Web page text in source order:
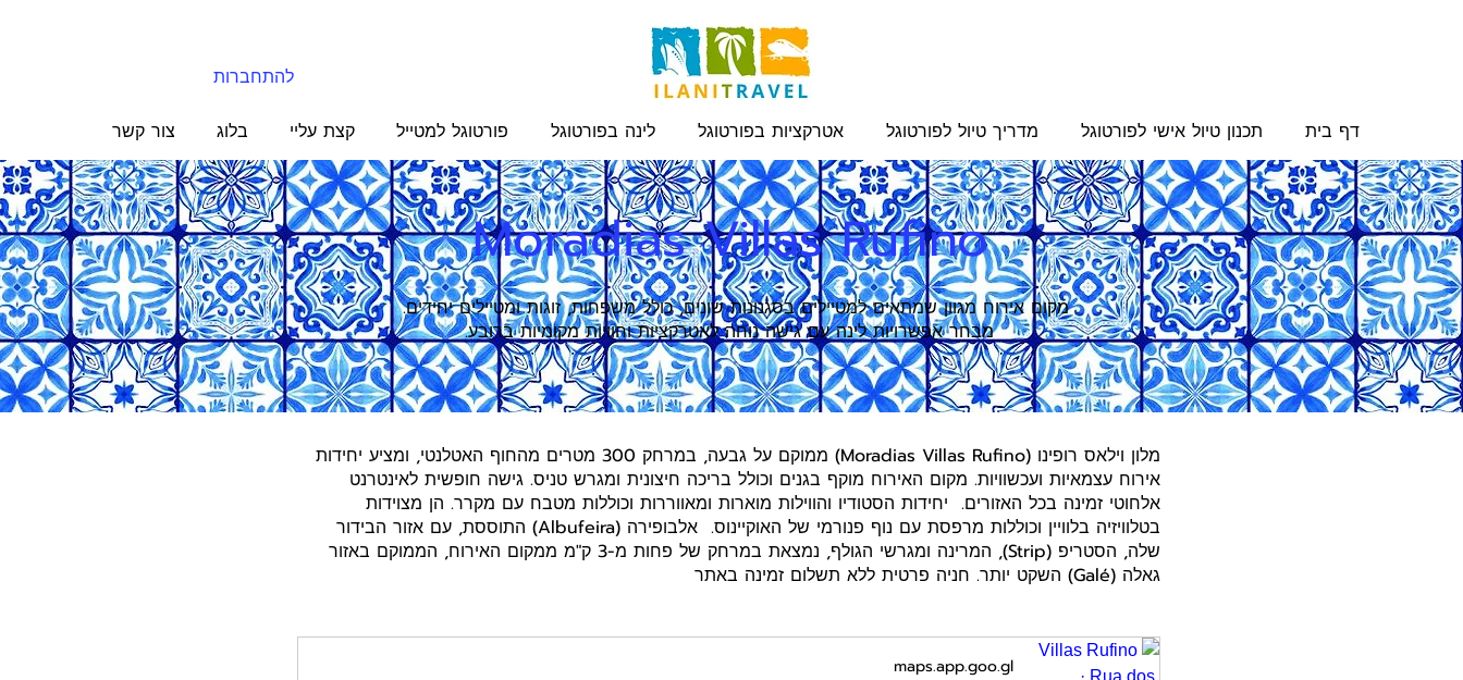
להתחברות
דף בית תכנון טיול אישי לפורטוגל מדריך טיול לפורטוגל אטרקציות בפורטוגל לינה בפורטוגל פורטוגל למטייל קצת עליי בלוג צור קשר
Moradias Villas Rufino
מקום אירוח מגוון שמתאים למטיילים בסגנונות שונים, כולל משפחות, זוגות ומטיילים יחידים.
מבחר אפשרויות לינה עם גישה נוחה לאטרקציות וחוויות מקומיות ברובע.
מלון וילאס רופינו (Moradias Villas Rufino) ממוקם על גבעה, במרחק 300 מטרים מהחוף האטלנטי, ומציע יחידות
אירוח עצמאיות ועכשוויות. מקום האירוח מוקף בגנים וכולל בריכה חיצונית ומגרש טניס. גישה חופשית לאינטרנט
אלחוטי זמינה בכל האזורים. יחידות הסטודיו והווילות מוארות ומאווררות וכוללות מטבח עם מקרר. הן מצוידות
בטלוויזיה בלוויין וכוללות מרפסת עם נוף פנורמי של האוקיינוס. אלבופירה (Albufeira) התוססת, עם אזור הבידור
שלה, הסטריפ (Strip), המרינה ומגרשי הגולף, נמצאת במרחק של פחות מ-3 ק"מ ממקום האירוח, הממוקם באזור
גאלה (Galé) השקט יותר. חניה פרטית ללא תשלום זמינה באתר
maps.app.goo.gl